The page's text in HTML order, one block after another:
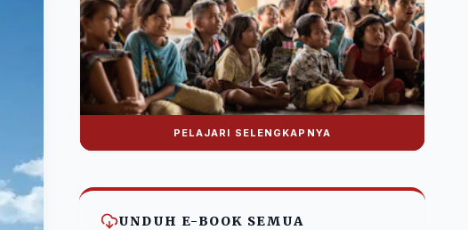
Donasi Nuralwala Foundation
Bantu syiar dakwah melalui platform digital.
PELAJARI SELENGKAPNYA
UNDUH E-BOOK SEMUA